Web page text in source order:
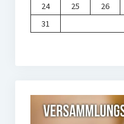
24
25 26
31